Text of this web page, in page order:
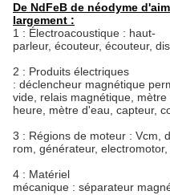
De NdFeB de néodyme
largement :
1 : Électroacoustique : haut-
parleur, écouteur, écouteur,
2 : Produits électriques
: déclencheur magnétique
vide, relais magnétique, mètre
heure, mètre d'eau, capteur,
3 : Régions de moteur : Vcm,
rom, générateur,
4 : Matériel
mécanique : séparateur